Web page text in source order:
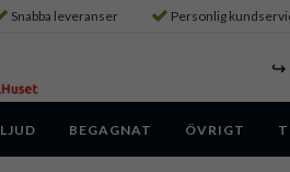
Snabba leveranser Personlig
↪️
LJUD BEGAGNAT ÖVRIGT